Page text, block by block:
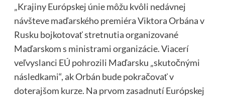
„Krajiny Európskej únie môžu kvôli nedávnej
návšteve maďarského premiéra Viktora Orbána v
Rusku bojkotovať stretnutia organizované
Maďarskom s ministrami organizácie. Viacerí
veľvyslanci EÚ pohrozili Maďarsku „skutočnými
následkami“, ak Orbán bude pokračovať v
doterajšom kurze. Na prvom zasadnutí Európskej